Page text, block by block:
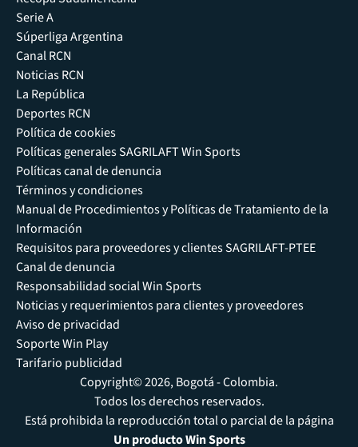
Serie A
Súperliga Argentina
Canal RCN
Noticias RCN
La República
Deportes RCN
Política de cookies
Políticas generales SAGRILAFT Win Sports
Políticas canal de denuncia
Términos y condiciones
Manual de Procedimientos y Políticas de Tratamiento de la
Información
Requisitos para proveedores y clientes SAGRILAFT-PTEE
Canal de denuncia
Responsabilidad social Win Sports
Noticias y requerimientos para clientes y proveedores
Aviso de privacidad
Soporte Win Play
Tarifario publicidad
Copyright© 2026, Bogotá - Colombia.
Todos los derechos reservados.
Está prohibida la reproducción total o parcial de la página
Un producto Win Sports